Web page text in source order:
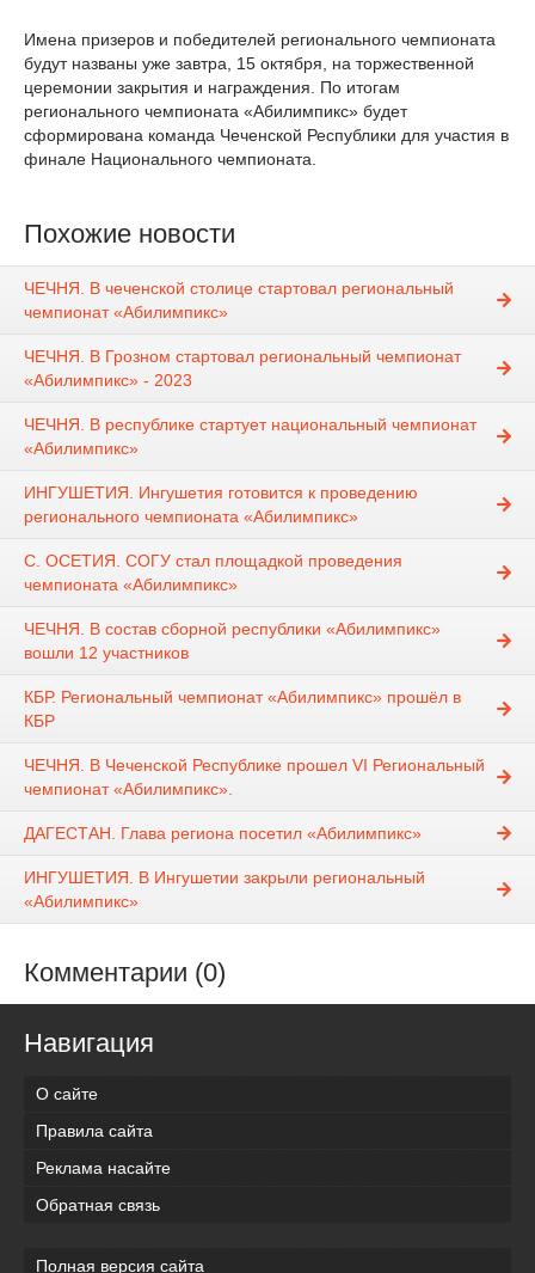
Имена призеров и победителей регионального чемпионата
будут названы уже завтра, 15 октября, на торжественной
церемонии закрытия и награждения. По итогам
регионального чемпионата «Абилимпикс» будет
сформирована команда Чеченской Республики для участия в
финале Национального чемпионата.
Похожие новости
ЧЕЧНЯ. В чеченской столице стартовал региональный
чемпионат «Абилимпикс»
ЧЕЧНЯ. В Грозном стартовал региональный чемпионат
«Абилимпикс» - 2023
ЧЕЧНЯ. В республике стартует национальный чемпионат
«Абилимпикс»
ИНГУШЕТИЯ. Ингушетия готовится к проведению
регионального чемпионата «Абилимпикс»
С. ОСЕТИЯ. СОГУ стал площадкой проведения
чемпионата «Абилимпикс»
ЧЕЧНЯ. В состав сборной республики «Абилимпикс»
вошли 12 участников
КБР. Региональный чемпионат «Абилимпикс» прошёл в
КБР
ЧЕЧНЯ. В Чеченской Республике прошел VI Региональный
чемпионат «Абилимпикс».
ДАГЕСТАН. Глава региона посетил «Абилимпикс»
ИНГУШЕТИЯ. В Ингушетии закрыли региональный
«Абилимпикс»
Комментарии (0)
Навигация
О сайте
Правила сайта
Реклама насайте
Обратная связь
Полная версия сайта